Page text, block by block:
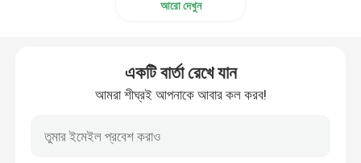
স্বয়ংক্রিয় ট্রান্সমিশন ফিল্টার
সামুদ্রিক ইঞ্জিন ফিল্টার
আরো দেখুন
একটি বার্তা রেখে যান
আমরা শীঘ্রই আপনাকে আবার কল করব!